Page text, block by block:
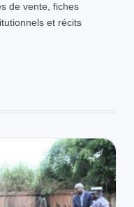
de vente, fiches
et récits